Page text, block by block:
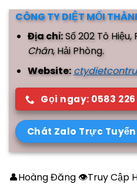
CÔNG TY DIỆT MỐI
Địa chỉ:Số 202 Tô
Chân, Hải Phòng.
Website:
Gọi ngay: 0583 226
Chát Zalo Trực
👤Hoàng Đăng 👁Truy Cập